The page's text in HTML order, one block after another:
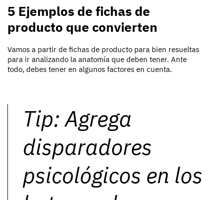
5 Ejemplos de fichas de
producto que convierten
Vamos a partir de fichas de producto para bien resueltas
para ir analizando la anatomía que deben tener. Ante
todo, debes tener en algunos factores en cuenta.
Tip: Agrega
disparadores
psicológicos en los